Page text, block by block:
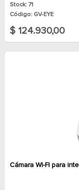
Stock: 71
Código: GV-EYE
$ 124.930,00
Cámara WI-FI para